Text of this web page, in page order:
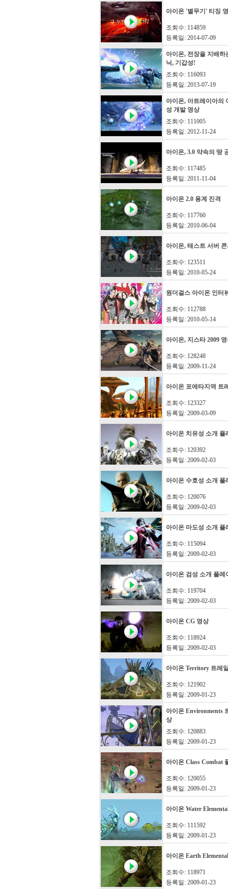
아이온 '별무기' 티징
조회수: 114859
등록일: 2014-07-09
아이온, 전장을 지배하
닉, 기갑성!
조회수: 116093
등록일: 2013-07-19
아이온, 아트레이아의
성 개발 영상
조회수: 111005
등록일: 2012-11-24
아이온, 3.0 약속의 땅
조회수: 117485
등록일: 2011-11-04
아이온 2.0 용계 진격
조회수: 117760
등록일: 2010-06-04
아이온, 테스트 서버
조회수: 123511
등록일: 2010-05-24
원더걸스 아이온 인터
조회수: 112788
등록일: 2010-05-14
아이온, 지스타 2009
조회수: 128248
등록일: 2009-11-24
아이온 포에타지역 트
조회수: 123327
등록일: 2009-03-09
아이온 치유성 소개 플
조회수: 120392
등록일: 2009-02-03
아이온 수호성 소개 플
조회수: 120076
등록일: 2009-02-03
아이온 마도성 소개 플
조회수: 115094
등록일: 2009-02-03
아이온 검성 소개 플레
조회수: 119704
등록일: 2009-02-03
아이온 CG 영상
조회수: 118924
등록일: 2009-02-03
아이온 Territory 트레
조회수: 121902
등록일: 2009-01-23
아이온 Environments
상
조회수: 120883
등록일: 2009-01-23
아이온 Class Combat
조회수: 120055
등록일: 2009-01-23
아이온 Water
조회수: 111592
등록일: 2009-01-23
아이온 Earth
조회수: 118971
등록일: 2009-01-23